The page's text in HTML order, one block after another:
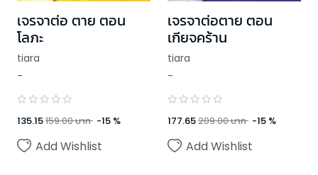
เจรจาต่อ ตาย ตอน
โลภะ
tiara
-
135.15159.00บาท -15 %
Add Wishlist
เจรจาต่อตาย ตอน
เกียจคร้าน
tiara
-
177.65209.00บาท -15 %
Add Wishlist